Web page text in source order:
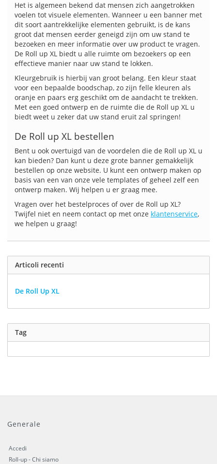
Het is algemeen bekend dat mensen zich aangetrokken
voelen tot visuele elementen. Wanneer u een banner met
dit soort aantrekkelijke elementen gebruikt, is de kans
groot dat mensen eerder geneigd zijn om uw stand te
bezoeken en meer informatie over uw product te vragen.
De Roll up XL biedt u alle ruimte om bezoekers op een
effectieve manier naar uw stand te lokken.
Kleurgebruik is hierbij van groot belang. Een kleur staat
voor een bepaalde boodschap, zo zijn felle kleuren als
oranje en paars erg geschikt om de aandacht te trekken.
Met een goed ontwerp en de ruimte die de Roll up XL u
biedt weet u zeker dat uw stand eruit zal springen!
De Roll up XL bestellen
Bent u ook overtuigd van de voordelen die de Roll up XL u
kan bieden? Dan kunt u deze grote banner gemakkelijk
bestellen op onze website. U kunt een ontwerp maken op
basis van een van onze vele templates of geheel zelf een
ontwerp maken. Wij helpen u er graag mee.
Vragen over het bestelproces of over de Roll up XL?
Twijfel niet en neem contact op met onze klantenservice,
we helpen u graag!
Articoli recenti
De Roll Up XL
Tag
Generale
Accedi
Roll-up - Chi siamo